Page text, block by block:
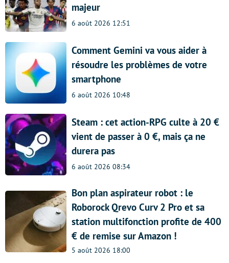
majeur
6 août 2026 12:51
Comment Gemini va vous aider à
résoudre les problèmes de votre
smartphone
6 août 2026 10:48
Steam : cet action-RPG culte à 20 €
vient de passer à 0 €, mais ça ne
durera pas
6 août 2026 08:34
Bon plan aspirateur robot : le
Roborock Qrevo Curv 2 Pro et sa
station multifonction profite de 400
€ de remise sur Amazon !
5 août 2026 18:00